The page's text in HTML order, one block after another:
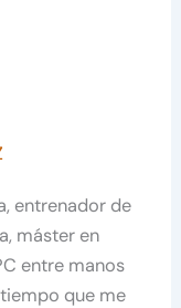
entrenador de
máster en
entre manos
que me